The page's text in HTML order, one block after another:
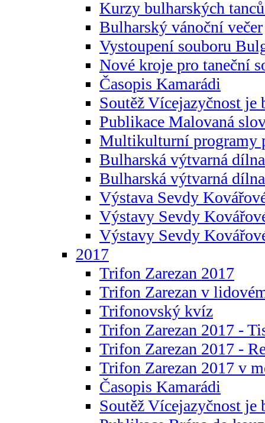
Kurzy bulharských
Bulharský vánoční večer
Vystoupení souboru
Nové kroje pro taneční
Časopis Kamarádi
Soutěž Vícejazyčnost je
Publikace Malovaná
Multikulturní programy
Bulharská výtvarná
Bulharská výtvarná
Výstava Sevdy
Výstavy Sevdy
Výstavy Sevdy
2017
Trifon Zarezan 2017
Trifon Zarezan v
Trifonovský kvíz
Trifon Zarezan 2017 -
Trifon Zarezan 2017 -
Trifon Zarezan 2017 v
Časopis Kamarádi
Soutěž Vícejazyčnost je